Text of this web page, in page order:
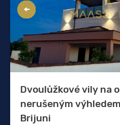
Dvoulůžkové vily na
nerušeným
Brijuni